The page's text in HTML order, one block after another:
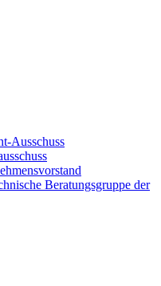
Ausschuss
Beratungsgruppe der